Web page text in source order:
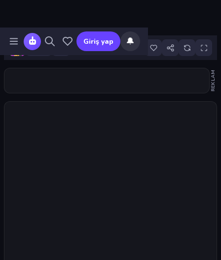
Giriş yap 🔔
32
REKLAM